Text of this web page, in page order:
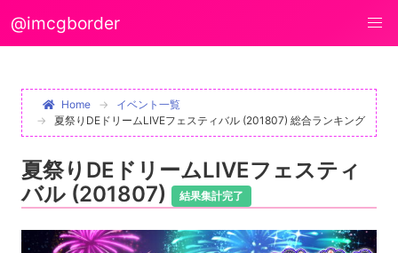
@imcgborder
Home
イベント一覧
夏祭りDEドリームLIVEフェスティバル (201807) 総合ランキング
夏祭りDEドリームLIVEフェスティ
バル (201807)
結果集計完了